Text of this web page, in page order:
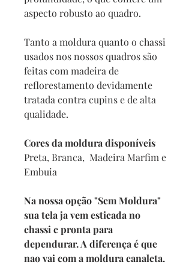
aspecto robusto ao quadro.
Tanto a moldura quanto o chassi
usados nos nossos quadros são
feitas com madeira de
reflorestamento devidamente
tratada contra cupins e de alta
qualidade.
Cores da moldura disponíveis
Preta, Branca, Madeira Marfim e
Embuia
Na nossa opção "Sem Moldura"
sua tela ja vem esticada no
chassi e pronta para
dependurar. A diferença é que
nao vai com a moldura canaleta.